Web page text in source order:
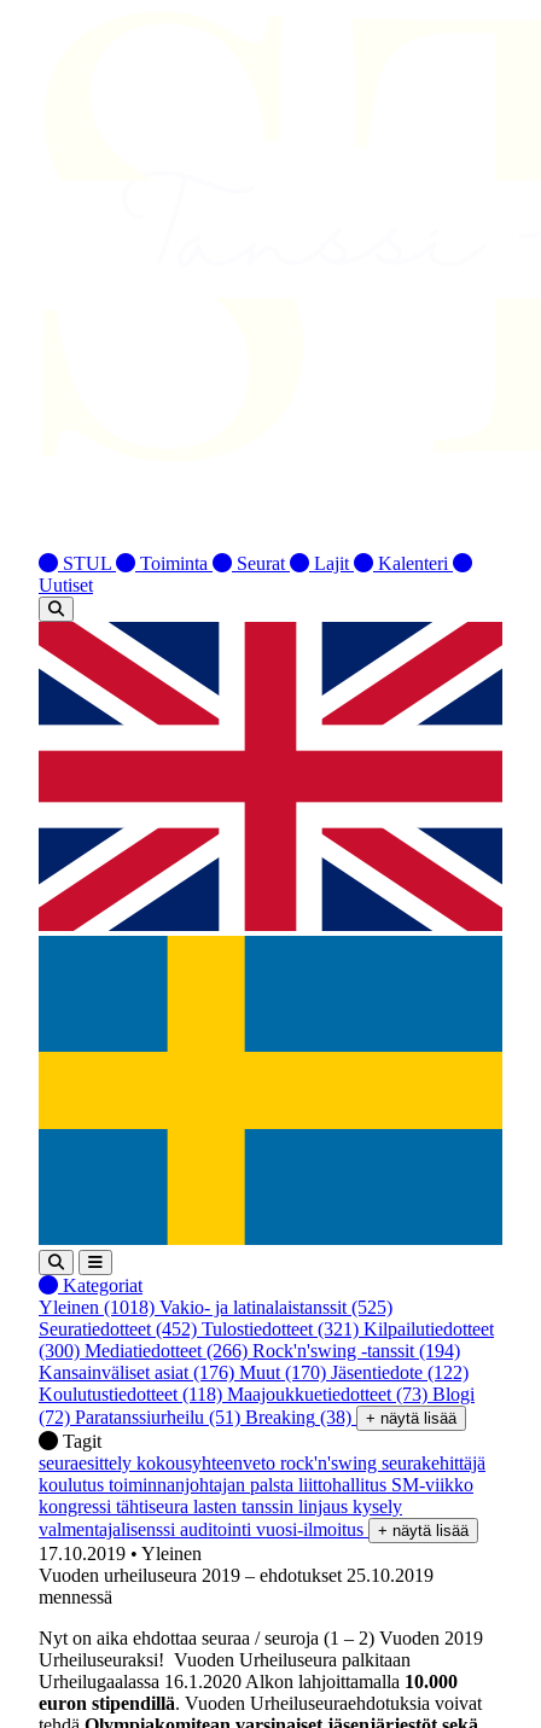
STUL Toiminta Seurat Lajit
Kalenteri
Uutiset
Kategoriat
Yleinen (1018) Vakio- ja latinalaistanssit (525)
Seuratiedotteet (452) Tulostiedotteet (321) Kilpailutiedotteet
(300) Mediatiedotteet (266) Rock'n'swing -tanssit (194)
Kansainväliset asiat (176) Muut (170) Jäsentiedote (122)
Koulutustiedotteet (118) Maajoukkuetiedotteet (73) Blogi
(72) Paratanssiurheilu (51) Breaking (38) + näytä lisää
Tagit
seuraesittely kokousyhteenveto rock'n'swing seurakehittäjä
koulutus toiminnanjohtajan palsta liittohallitus SM-viikko
kongressi tähtiseura lasten tanssin linjaus kysely
valmentajalisenssi auditointi vuosi-ilmoitus + näytä lisää
17.10.2019 • Yleinen
Vuoden urheiluseura 2019 – ehdotukset 25.10.2019
mennessä
Nyt on aika ehdottaa seuraa / seuroja (1 – 2) Vuoden 2019
Urheiluseuraksi! Vuoden Urheiluseura palkitaan
Urheilugaalassa 16.1.2020 Alkon lahjoittamalla 10.000
euron stipendillä. Vuoden Urheiluseuraehdotuksia voivat